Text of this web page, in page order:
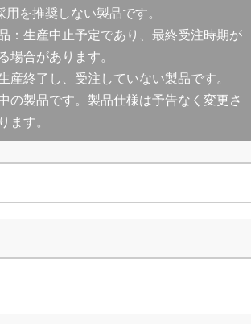
用を推奨しない製品です。
：生産中止予定であり、最終受注時期が
場合があります。
産終了し、受注していない製品です。
の製品です。製品仕様は予告なく変更さ
ます。